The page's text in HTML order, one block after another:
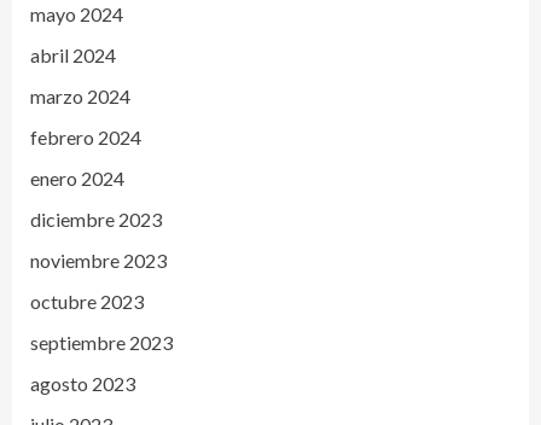
mayo 2024
abril 2024
marzo 2024
febrero 2024
enero 2024
diciembre 2023
noviembre 2023
octubre 2023
septiembre 2023
agosto 2023